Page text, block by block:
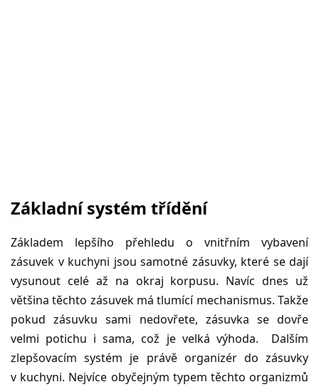
Základní systém třídění
Základem lepšího přehledu o vnitřním vybavení
zásuvek v kuchyni jsou samotné zásuvky, které se dají
vysunout celé až na okraj korpusu. Navíc dnes už
většina těchto zásuvek má tlumící mechanismus. Takže
pokud zásuvku sami nedovřete, zásuvka se dovře
velmi potichu i sama, což je velká výhoda. Dalším
zlepšovacím systém je právě organizér do zásuvky
v kuchyni. Nejvíce obyčejným typem těchto organizmů